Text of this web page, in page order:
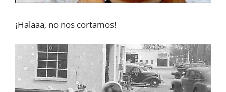
¡Halaaa, no nos cortamos!